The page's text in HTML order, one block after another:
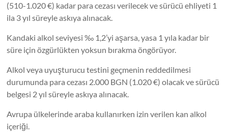
(510-1.020 €) kadar para cezası verilecek ve sürücü ehliyeti 1
ila 3 yıl süreyle askıya alınacak.
Kandaki alkol seviyesi ‰ 1,2’yi aşarsa, yasa 1 yıla kadar bir
süre için özgürlükten yoksun bırakma öngörüyor.
Alkol veya uyuşturucu testini geçmenin reddedilmesi
durumunda para cezası 2.000 BGN (1.020 €) olacak ve sürücü
belgesi 2 yıl süreyle askıya alınacak.
Avrupa ülkelerinde araba kullanırken izin verilen kan alkol
içeriği.